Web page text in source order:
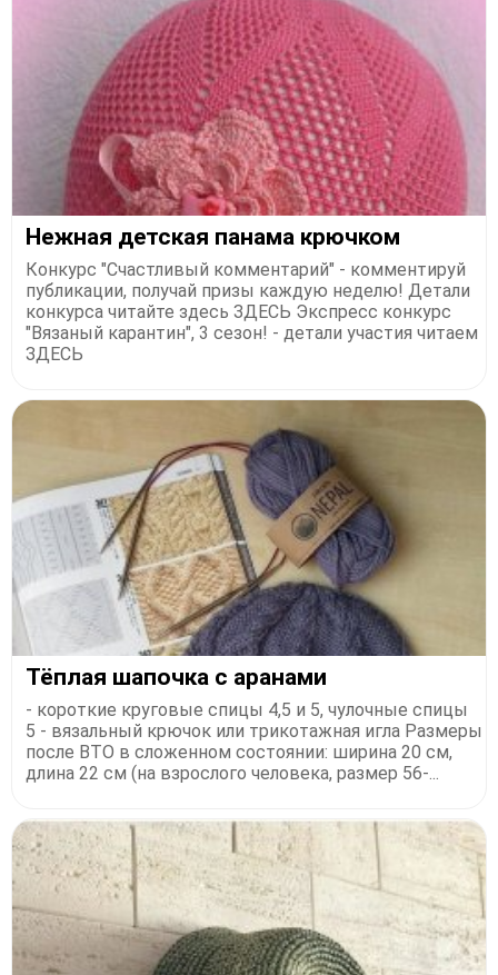
Нежная детская панама крючком
Конкурс "Счастливый комментарий" - комментируй
публикации, получай призы каждую неделю! Детали
конкурса читайте здесь ЗДЕСЬ Экспресс конкурс
"Вязаный карантин", 3 сезон! - детали участия читаем
ЗДЕСЬ
Тёплая шапочка с аранами
- короткие круговые спицы 4,5 и 5, чулочные спицы
5 - вязальный крючок или трикотажная игла Размеры
после ВТО в сложенном состоянии: ширина 20 см,
длина 22 см (на взрослого человека, размер 56-...